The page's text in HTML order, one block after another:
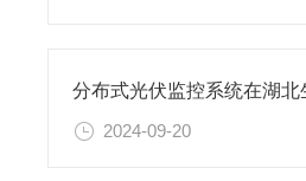
2024-09-20